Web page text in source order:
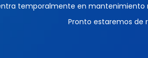
temporalmente en
Pronto estaremos de